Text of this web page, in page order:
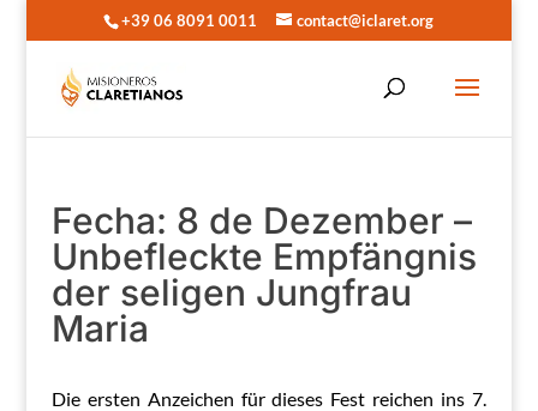
+39 06 8091 0011 contact@iclaret.org
Fecha: 8 de Dezember –
Unbefleckte Empfängnis
der seligen Jungfrau
Maria
Die ersten Anzeichen für dieses Fest reichen ins 7.